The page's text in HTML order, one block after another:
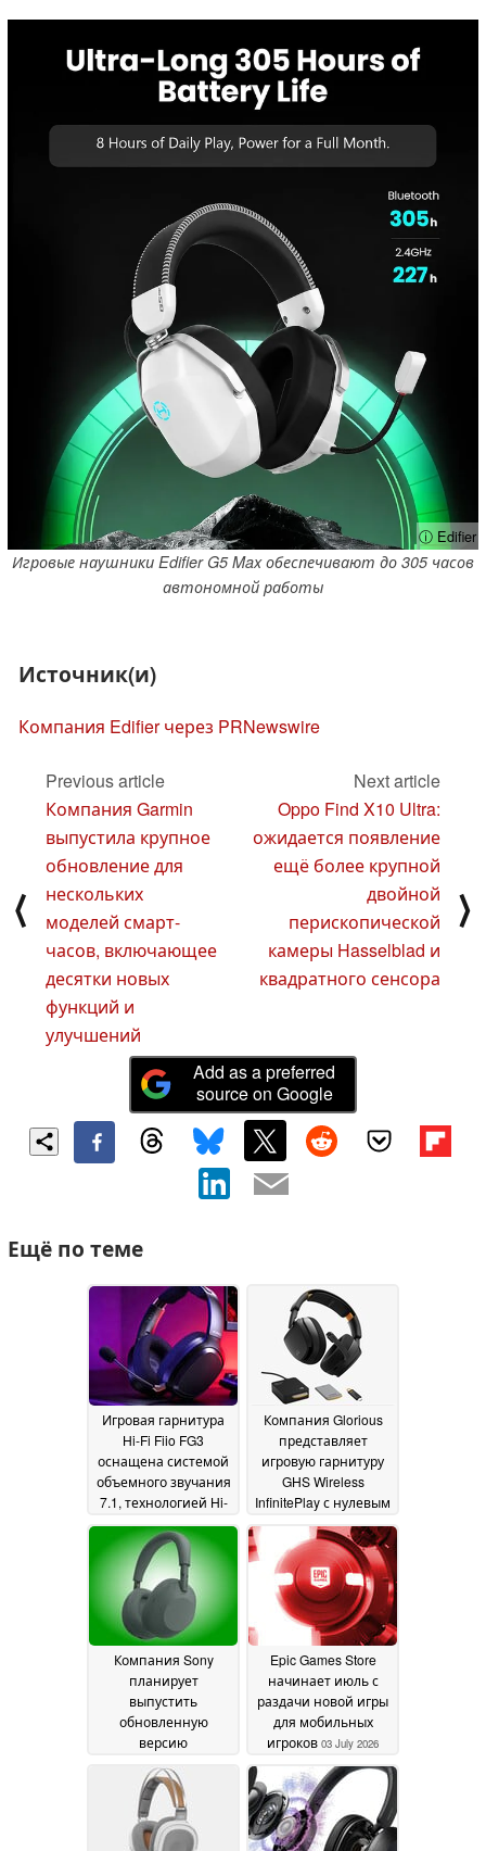
ⓘ Edifier
Игровые наушники Edifier G5 Max обеспечивают до 305 часов
автономной работы
Источник(и)
Компания Edifier через PRNewswire
⟨
Previous article
Компания Garmin
выпустила крупное
обновление для
нескольких
моделей смарт-
часов, включающее
десятки новых
функций и
улучшений
Next article
Oppo Find X10 Ultra:
ожидается появление
ещё более крупной
двойной
перископической
камеры Hasselblad и
квадратного сенсора
⟩
Add as a preferred
source on Google
Ещё по теме
Игровая гарнитура
Hi-Fi Fiio FG3
оснащена системой
объемного звучания
7.1, технологией Hi-
Res Audio, двумя
динамическими
драйверами и ЦАП с
частотой
дискретизации 192
кГц и разрядностью
24 бита25 July 2026
Компания Glorious
представляет
игровую гарнитуру
GHS Wireless
InfinitePlay с нулевым
временем простоя22
July 2026
Компания Sony
планирует
выпустить
обновленную
версию
беспроводных
накладных
наушников WH-
1000XM605 July 2026
Epic Games Store
начинает июль с
раздачи новой игры
для мобильных
игроков 03 July 2026